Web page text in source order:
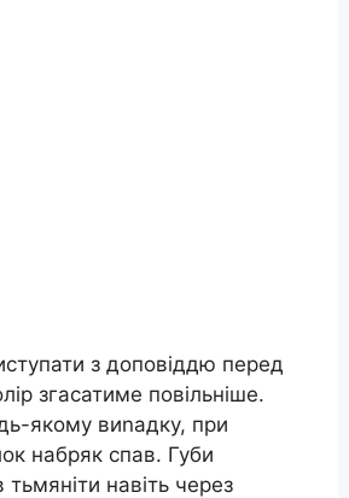
з доповіддю перед
згасатиме повільніше.
якому виnадку, при
набряк спав. Губи
навіть через